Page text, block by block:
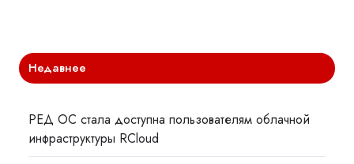
Недавнее
РЕД ОС стала доступна пользователям облачной
инфраструктуры RCloud